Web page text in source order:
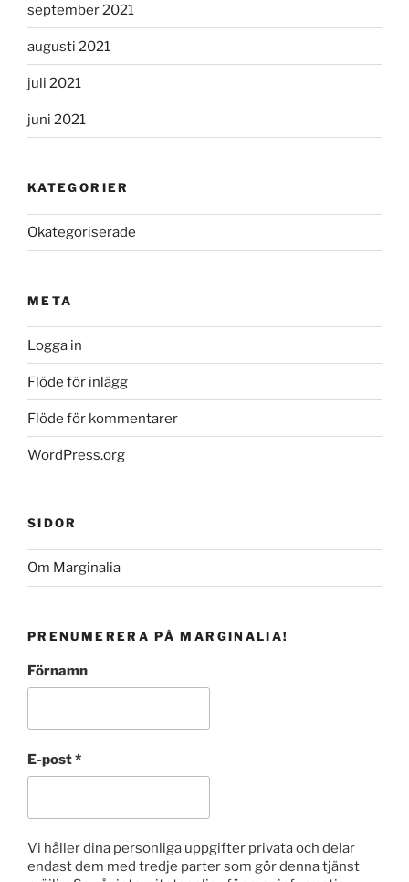
september 2021
augusti 2021
juli 2021
juni 2021
KATEGORIER
Okategoriserade
META
Logga in
Flöde för inlägg
Flöde för kommentarer
WordPress.org
SIDOR
Om Marginalia
PRENUMERERA PÅ MARGINALIA!
Förnamn
E-post*
Vi håller dina personliga uppgifter privata och delar
endast dem med tredje parter som gör denna tjänst